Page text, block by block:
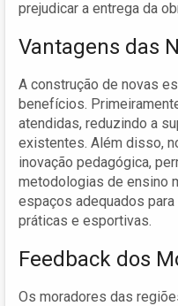
prejudicar a entrega da
Vantagens das
A construção de novas
benefícios.
atendidas, reduzindo a
existentes. Além disso,
inovação pedagógica,
metodologias de ensino
espaços adequados
práticas e esportivas.
Feedback dos
Os moradores das